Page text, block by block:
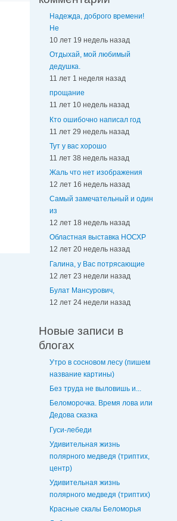
Надежда, доброго времени!
Не
10 лет 19 недель назад
Отдыхай, мой любимый
дедушка.
11 лет 1 неделя назад
прощание
11 лет 10 недель назад
Кто ошибочно написал год
11 лет 29 недель назад
Тут у вас хорошо
11 лет 38 недель назад
Жаль что нет изображения
12 лет 16 недель назад
Самый замечательный и один
из
12 лет 18 недель назад
Областная выставка НОСХР
12 лет 20 недель назад
Галина, у Вас потрясающие
12 лет 23 недели назад
Булат Мансурович,
12 лет 24 недели назад
Новые записи в
блогах
Утро в сосновом лесу (пишем
название картины)
Без труда не выловишь и...
Беломорочка. Время лова или
Дедова сказка
Гуси-лебеди
Удивительная жизнь
полярного медведя (триптих,
центр)
Удивительная жизнь
полярного медведя (триптих)
Красные скалы Беломорья